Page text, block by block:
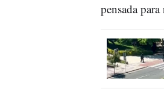
pensada